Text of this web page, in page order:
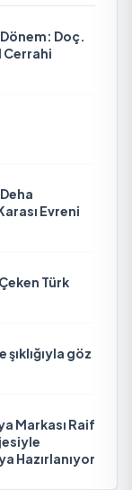
Doç.
Cerrahi
Evreni
Türk
göz
Markası Raif
Hazırlanıyor